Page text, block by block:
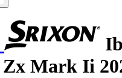
Zx Mark Ii